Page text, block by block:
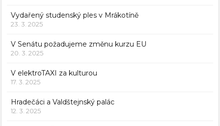
Vydařený studenský ples v Mrákotíně
23. 3. 2025
V Senátu požadujeme změnu kurzu EU
20. 3. 2025
V elektroTAXI za kulturou
17. 3. 2025
Hradečáci a Valdštejnský palác
12. 3. 2025